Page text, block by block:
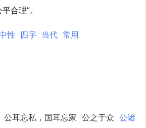
合理”。
中性 四字 当代 常用
公耳忘私，国耳忘家 公之于众 公诸